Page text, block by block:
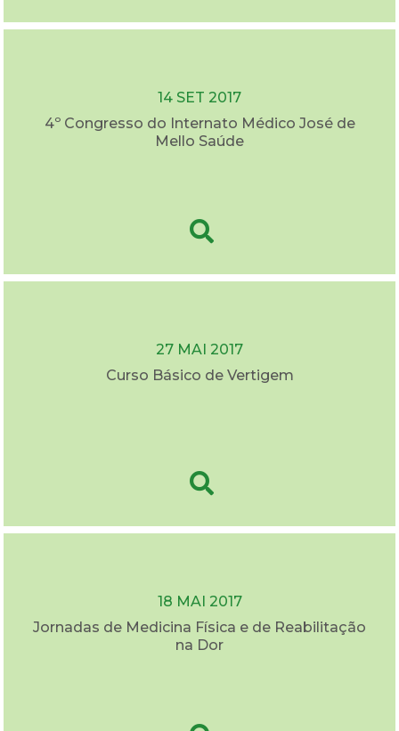
14 SET 2017
4º Congresso do Internato Médico José de
Mello Saúde
27 MAI 2017
Curso Básico de Vertigem
18 MAI 2017
Jornadas de Medicina Física e de Reabilitação
na Dor